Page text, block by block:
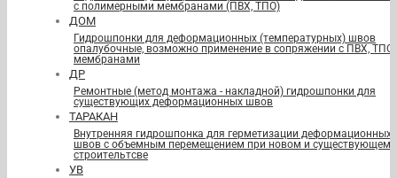
с полимерными мембранами (ПВХ, ТПО)
ДОМ
Гидрошпонки для деформационных (температурных) швов
опалубочные, возможно применение в сопряжении с ПВХ, ТПО
мембранами
ДР
Ремонтные (метод монтажа - накладной) гидрошпонки для
существующих деформационных швов
ТАРАКАН
Внутренняя гидрошпонка для герметизации деформационных
швов с объемным перемещением при новом и существующем
строительтсве
УВ